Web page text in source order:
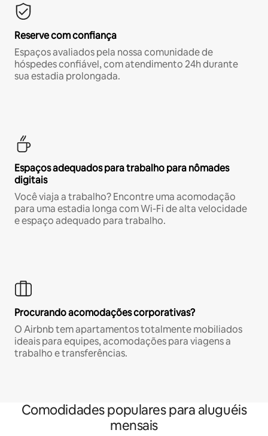
Reserve com confiança
Espaços avaliados pela nossa comunidade de
hóspedes confiável, com atendimento 24h durante
sua estadia prolongada.
Espaços adequados para trabalho para nômades
digitais
Você viaja a trabalho? Encontre uma acomodação
para uma estadia longa com Wi-Fi de alta velocidade
e espaço adequado para trabalho.
Procurando acomodações corporativas?
O Airbnb tem apartamentos totalmente mobiliados
ideais para equipes, acomodações para viagens a
trabalho e transferências.
Comodidades populares para aluguéis
mensais